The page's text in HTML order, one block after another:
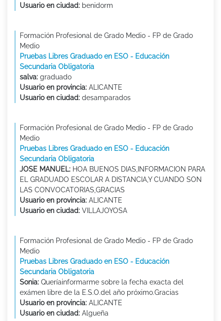
Usuario en ciudad: benidorm
Formación Profesional de Grado Medio - FP de Grado
Medio
Pruebas Libres Graduado en ESO - Educación
Secundaria Obligatoria
salva: graduado
Usuario en provincia: ALICANTE
Usuario en ciudad: desamparados
Formación Profesional de Grado Medio - FP de Grado
Medio
Pruebas Libres Graduado en ESO - Educación
Secundaria Obligatoria
JOSE MANUEL: HOA BUENOS DIAS,INFORMACION PARA
EL GRADUADO ESCOLAR A DISTANCIA,Y CUANDO SON
LAS CONVOCATORIAS,GRACIAS
Usuario en provincia: ALICANTE
Usuario en ciudad: VILLAJOYOSA
Formación Profesional de Grado Medio - FP de Grado
Medio
Pruebas Libres Graduado en ESO - Educación
Secundaria Obligatoria
Sonia: Queríainformarme sobre la fecha exacta del
exámen libre de la E.S.O.del año próximo.Gracias
Usuario en provincia: ALICANTE
Usuario en ciudad: Algueña